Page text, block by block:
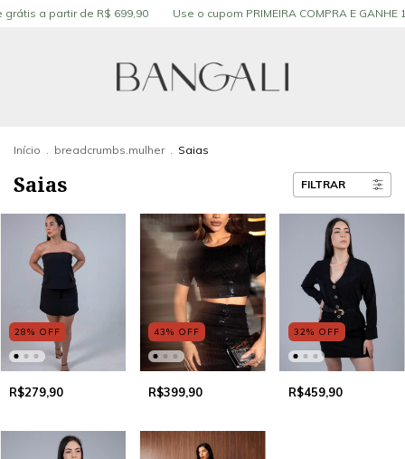
a partir de R$ 699,90 Use o cupom PRIMEIRA COMPRA E GANHE
Início . breadcrumbs.mulher . Saias
Saias FILTRAR
28% OFF
R$279,90
43% OFF
R$399,90
32% OFF
R$459,90